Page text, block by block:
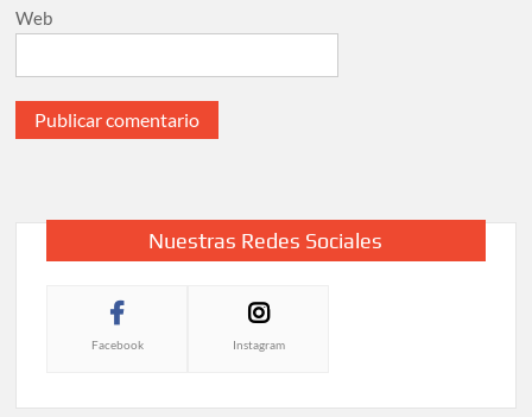
Web
Nuestras Redes Sociales
Facebook Instagram